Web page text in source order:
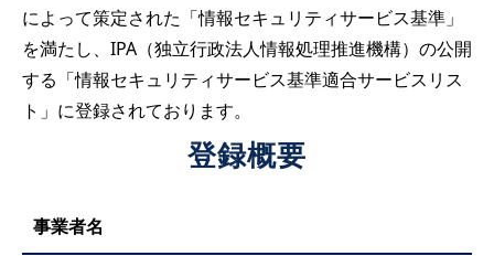
によって策定された「情報セキュリティサービス基準」
を満たし、IPA（独立行政法人情報処理推進機構）の公開
する「情報セキュリティサービス基準適合サービスリス
ト」に登録されております。
登録概要
事業者名